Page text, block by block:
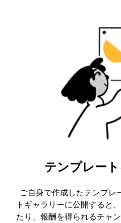
テンプレー
ご自身で作成したテンプ
トギャラリーに公開すると
たり、報酬を得られるチャ